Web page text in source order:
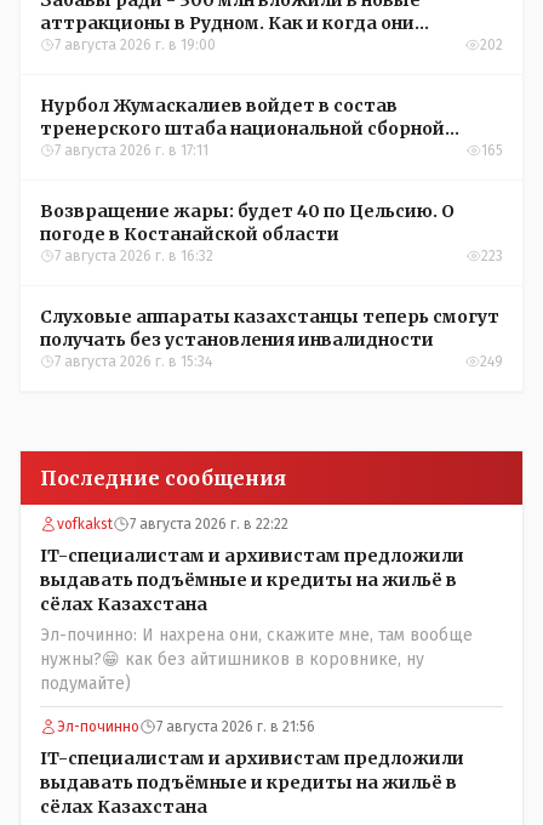
аттракционы в Рудном. Как и когда они
окупятся?
7 августа 2026 г. в 19:00 202
Нурбол Жумаскалиев войдет в состав
тренерского штаба национальной сборной
Казахстана по футболу
7 августа 2026 г. в 17:11 165
Возвращение жары: будет 40 по Цельсию. О
погоде в Костанайской области
7 августа 2026 г. в 16:32 223
Слуховые аппараты казахстанцы теперь смогут
получать без установления инвалидности
7 августа 2026 г. в 15:34 249
Последние сообщения
vofkakst 7 августа 2026 г. в 22:22
IT-специалистам и архивистам предложили
выдавать подъёмные и кредиты на жильё в
сёлах Казахстана
Эл-починно: И нахрена они, скажите мне, там вообще
нужны?😁 как без айтишников в коровнике, ну
подумайте)
Эл-починно 7 августа 2026 г. в 21:56
IT-специалистам и архивистам предложили
выдавать подъёмные и кредиты на жильё в
сёлах Казахстана